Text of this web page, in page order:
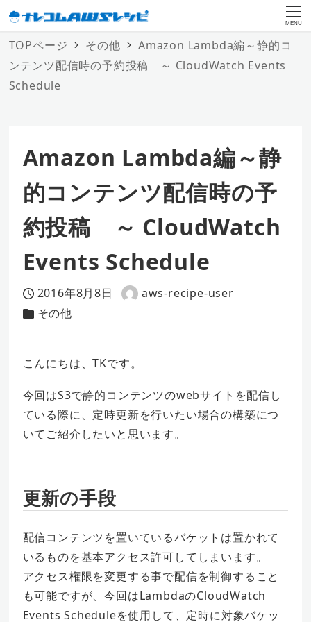
MENU
TOPページ その他
Amazon Lambda編～静的コ
ンテンツ配信時の予約投稿 ～ CloudWatch Events
Schedule
Amazon Lambda編～静
的コンテンツ配信時の予
約投稿 ～ CloudWatch
Events Schedule
投稿日
2016年8月8日
著
aws-recipe-user
カテゴリー
その他
こんにちは、TKです。
今回はS3で静的コンテンツのwebサイトを配信し
ている際に、定時更新を行いたい場合の構築につ
いてご紹介したいと思います。
更新の手段
配信コンテンツを置いているバケットは置かれて
いるものを基本アクセス許可してしまいます。
アクセス権限を変更する事で配信を制御すること
も可能ですが、今回はLambdaのCloudWatch
Events Scheduleを使用して、定時に対象バケッ